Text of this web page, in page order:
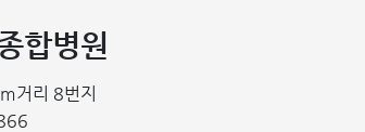
방패를 만들어줍니다.
합병원
거리 8번지